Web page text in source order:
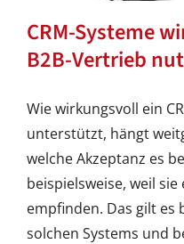
CRM-Systeme
B2B-Vertrieb
Wie wirkungsvoll ein
unterstützt, hängt
welche Akzeptanz es
beispielsweise, weil
empfinden. Das gilt es
solchen Systems und